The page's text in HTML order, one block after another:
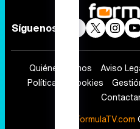
Síguenos
Quiénes somos Aviso
Política de cookies
FormulaTV.com